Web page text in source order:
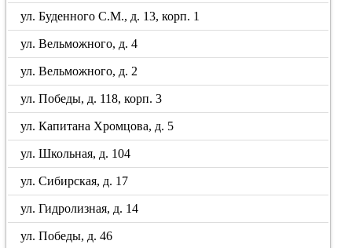
ул. Буденного С.М., д. 13, корп. 1
ул. Вельможного, д. 4
ул. Вельможного, д. 2
ул. Победы, д. 118, корп. 3
ул. Капитана Хромцова, д. 5
ул. Школьная, д. 104
ул. Сибирская, д. 17
ул. Гидролизная, д. 14
ул. Победы, д. 46